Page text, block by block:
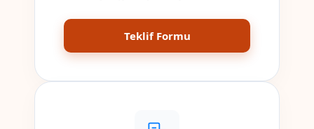
Teklif Formu